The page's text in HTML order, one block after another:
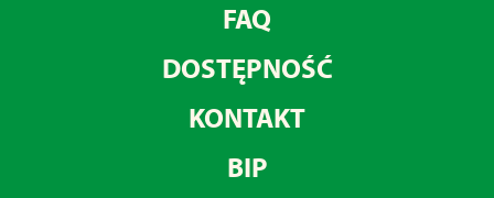
FAQ
DOSTĘPNOŚĆ
KONTAKT
BIP